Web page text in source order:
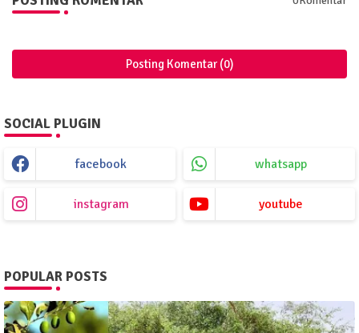
Posting Komentar (0)
SOCIAL PLUGIN
facebook whatsapp
instagram youtube
POPULAR POSTS